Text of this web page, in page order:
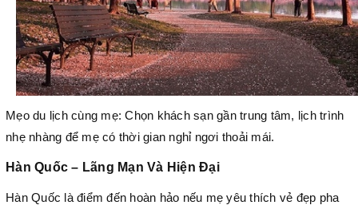
Mẹo du lịch cùng mẹ: Chọn khách sạn gần trung tâm, lịch trình
nhẹ nhàng để mẹ có thời gian nghỉ ngơi thoải mái.
Hàn Quốc – Lãng Mạn Và Hiện Đại
Hàn Quốc là điểm đến hoàn hảo nếu mẹ yêu thích vẻ đẹp pha